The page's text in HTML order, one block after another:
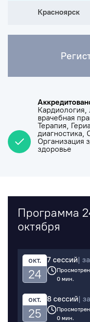
Красноярск
Кардиология,
врачебная
Терапия,
диагностика,
Организация
здоровье
Программа
октября
окт.
24
7 сессий|
0 мин.
окт.
25
8 сессий|
0 мин.